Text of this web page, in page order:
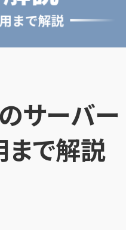
サーバー
まで解説